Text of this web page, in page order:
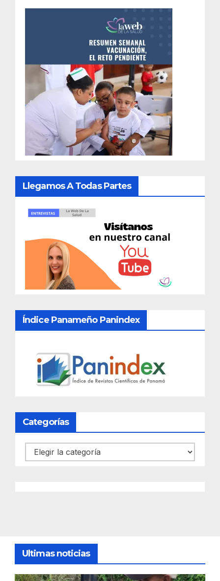
Llegamos A Todas Partes
Índice Panameño Panindex
Categorías
Categorías
Ultimas noticias